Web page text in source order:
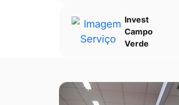
Invest
Campo
Verde